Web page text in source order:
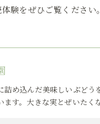
験をぜひご覧ください。
詰め込んだ美味しいぶど
ます。大きな実とぜいた